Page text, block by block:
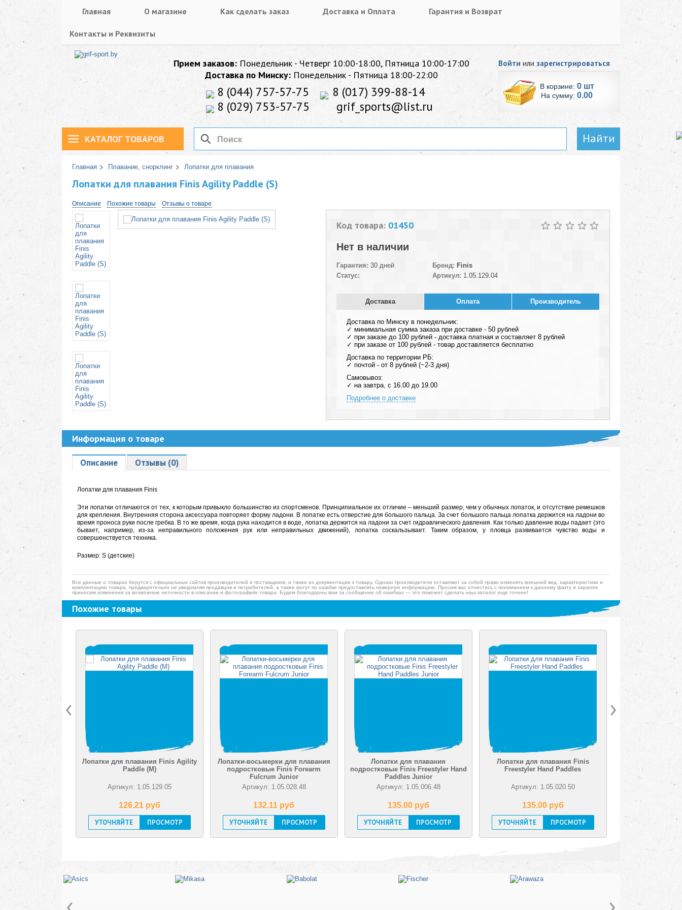
Главная О магазине Как сделать заказ Доставка и Оплата Гарантия и Возврат
Контакты и Реквизиты
Прием заказов: Понедельник - Четверг 10:00-18:00, Пятница 10:00-17:00
Доставка по Минску: Понедельник - Пятница 18:00-22:00
8 (044) 757-57-75
8 (017) 399-88-14
8 (029) 753-57-75
grif_sports@list.ru
Войти или зарегистрироваться
В корзине: 0 шт
На сумму: 0.00
КАТАЛОГ ТОВАРОВ Найти
Главная Плавание, снорклинг Лопатки для плавания
Лопатки для плавания Finis Agility Paddle (S)
Описание Похожие товары Отзывы о товаре
Код товара: 01450
Нет в наличии
Гарантия: 30 дней
Статус:
Бренд: Finis
Артикул: 1.05.129.04
Доставка Оплата Производитель
Доставка по Минску в понедельник:
✓ минимальная сумма заказа при доставке - 50 рублей
✓ при заказе до 100 рублей - доставка платная и составляет 8 рублей
✓ при заказе от 100 рублей - товар доставляется бесплатно
Доставка по территории РБ:
✓ почтой - от 8 рублей (~2-3 дня)
Самовывоз:
✓ на завтра, с 16.00 до 19.00
Подробнее о доставке
Информация о товаре
Описание Отзывы (0)
Лопатки для плавания Finis
Эти лопатки отличаются от тех, к которым привыкло большинство из спортсменов. Принципиальное их отличие – меньший размер, чем у обычных лопаток, и отсутствие ремешков
для крепления. Внутренняя сторона аксессуара повторяет форму ладони. В лопатке есть отверстие для большого пальца. За счет большого пальца лопатка держится на ладони во
время проноса руки после гребка. В то же время, когда рука находится в воде, лопатка держится на ладони за счет гидравлического давления. Как только давление воды падает (это
бывает, например, из-за неправильного положения рук или неправильных движений), лопатка соскальзывает. Таким образом, у пловца развивается чувство воды и
совершенствуется техника.
Размер: S (детские)
Все данные о товарах берутся с официальных сайтов производителей и поставщиков, а также из документации к товару. Однако производители оставляют за собой право изменять внешний вид, характеристики и
комплектацию товара, предварительно не уведомляя продавцов и потребителей, а также могут по ошибке предоставлять неверную информацию. Просим вас отнестись с пониманием к данному факту и заранее
приносим извинения за возможные неточности в описании и фотографиях товара. Будем благодарны вам за сообщение об ошибках — это поможет сделать наш каталог еще точнее!
Похожие товары
Лопатки для плавания Finis Agility
Paddle (M)
Артикул: 1.05.129.05
126.21 pуб
УТОЧНЯЙТЕ
ПРОСМОТР
Лопатки-восьмерки для плавания
подростковые Finis Forearm
Fulcrum Junior
Артикул: 1.05.028.48
132.11 pуб
УТОЧНЯЙТЕ
ПРОСМОТР
Лопатки для плавания
подростковые Finis Freestyler Hand
Paddles Junior
Артикул: 1.05.006.48
135.00 pуб
УТОЧНЯЙТЕ
ПРОСМОТР
Лопатки для плавания Finis
Freestyler Hand Paddles
Артикул: 1.05.020.50
135.00 pуб
УТОЧНЯЙТЕ
ПРОСМОТР